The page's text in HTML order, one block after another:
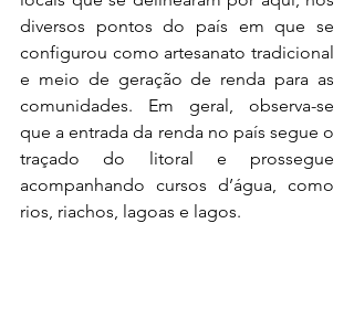
diversos pontos do país em que se
configurou como artesanato tradicional
e meio de geração de renda para as
comunidades. Em geral, observa-se
que a entrada da renda no país segue o
traçado do litoral e prossegue
acompanhando cursos d’água, como
rios, riachos, lagoas e lagos.